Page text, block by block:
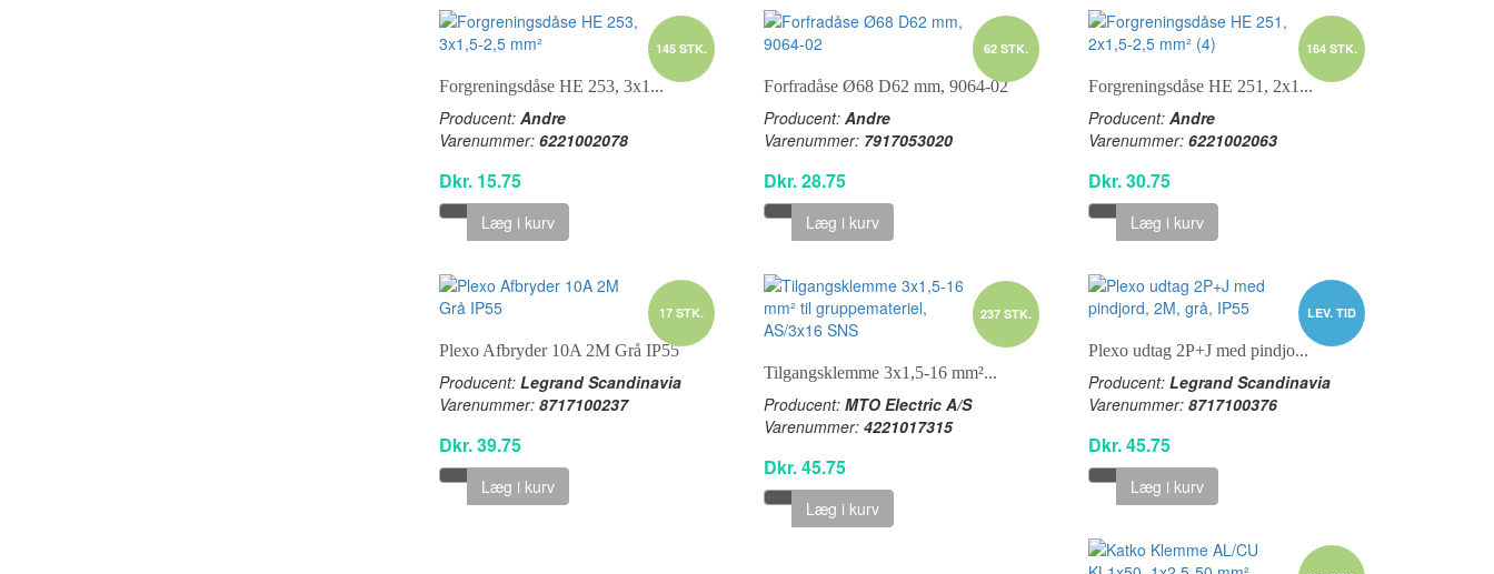
145 STK.
Forgreningsdåse HE 253, 3x1...
Producent: Andre
Varenummer: 6221002078
Dkr. 15.75
Læg i kurv
62 STK.
Forfradåse Ø68 D62 mm, 9064-02
Producent: Andre
Varenummer: 7917053020
Dkr. 28.75
Læg i kurv
164 STK.
Forgreningsdåse HE 251, 2x1...
Producent:Andre
Varenummer:6221002063
Dkr. 30.75
Læg i kurv
17 STK.
Plexo Afbryder 10A 2M Grå IP55
Producent: Legrand Scandinavia
Varenummer: 8717100237
Dkr. 39.75
Læg i kurv
237 STK.
Tilgangsklemme 3x1,5-16 mm²...
Producent: MTO Electric A/S
Varenummer: 4221017315
Dkr. 45.75
Læg i kurv
LEV. TID
Plexo udtag 2P+J med pindjo...
Producent:Legrand Scandinavia
Varenummer:8717100376
Dkr. 45.75
Læg i kurv